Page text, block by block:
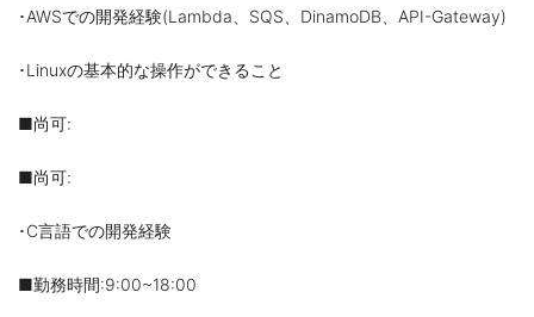
･AWSでの開発経験(Lambda、SQS、DinamoDB、API-Gateway)
･Linuxの基本的な操作ができること
■尚可:
■尚可:
･C言語での開発経験
■勤務時間:9:00~18:00